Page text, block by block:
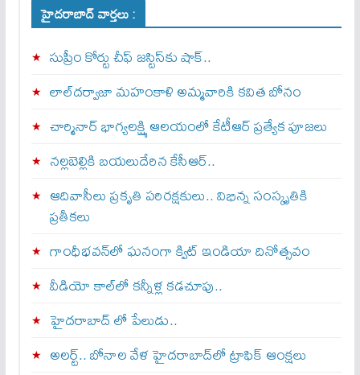
హైదరాబాద్ వార్తలు :
సుప్రీం కోర్టు చీఫ్ జస్టిస్⁭కు షాక్..
లాల్‌దర్వాజా మహంకాళి అమ్మవారికి కవిత బోనం
చార్మినార్‌ భాగ్యలక్ష్మి ఆలయంలో కేటీఆర్ ప్రత్యేక పూజలు
నల్లబెల్లికి బయలుదేరిన కేసీఆర్‌..
ఆదివాసీలు ప్రకృతి పరిరక్షకులు.. విభిన్న సంస్కృతికి
ప్రతీకలు
గాంధీభవన్‌లో ఘనంగా క్విట్‌ ఇండియా దినోత్సవం
వీడియో కాల్‌లో కన్నీళ్ల కడచూపు..
హైదరాబాద్ లో పేలుడు..
అలర్ట్‌.. బోనాల వేళ హైదరాబాద్‌లో ట్రాఫిక్‌ ఆంక్షలు